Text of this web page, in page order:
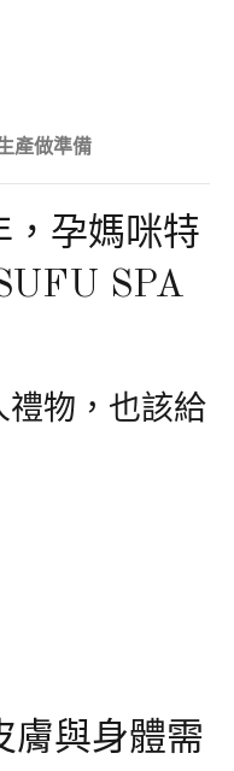
產做準備
，孕媽咪特
SPA
禮物，也該給
膚與身體需